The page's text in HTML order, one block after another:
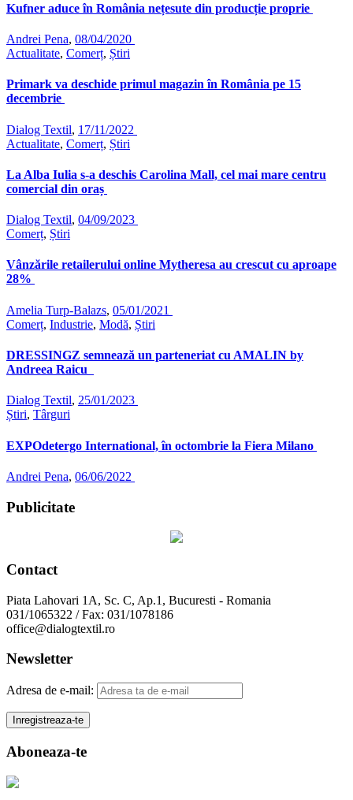
Kufner aduce în România nețesute din producție proprie
Andrei Pena, 08/04/2020
Actualitate, Comerț, Știri
Primark va deschide primul magazin în România pe 15
decembrie
Dialog Textil, 17/11/2022
Actualitate, Comerț, Știri
La Alba Iulia s-a deschis Carolina Mall, cel mai mare centru
comercial din oraș
Dialog Textil, 04/09/2023
Comerț, Știri
Vânzările retailerului online Mytheresa au crescut cu aproape
28%
Amelia Turp-Balazs, 05/01/2021
Comerț, Industrie, Modă, Știri
DRESSINGZ semnează un parteneriat cu AMALIN by
Andreea Raicu
Dialog Textil, 25/01/2023
Știri, Târguri
EXPOdetergo International, în octombrie la Fiera Milano
Andrei Pena, 06/06/2022
Publicitate
Contact
Piata Lahovari 1A, Sc. C, Ap.1, Bucuresti - Romania
031/1065322 / Fax: 031/1078186
office@dialogtextil.ro
Newsletter
Adresa de e-mail:
Aboneaza-te